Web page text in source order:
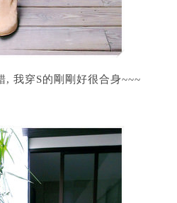
, 我穿S的剛剛好很合身~~~